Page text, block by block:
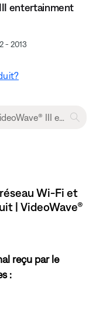
entertainment
- 2013
Wi-Fi et
| VideoWave®
reçu par le
: